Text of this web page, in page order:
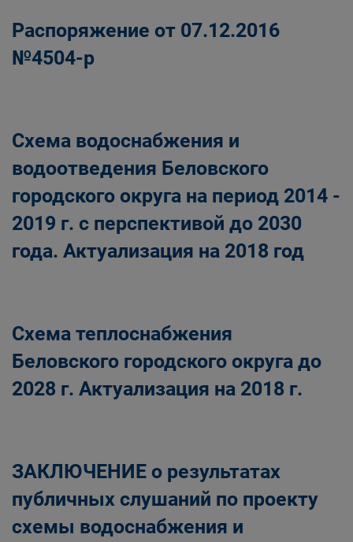
Распоряжение от 07.12.2016
№4504-р
Схема водоснабжения и
водоотведения Беловского
городского округа на период 2014 -
2019 г. с перспективой до 2030
года. Актуализация на 2018 год
Схема теплоснабжения
Беловского городского округа до
2028 г. Актуализация на 2018 г.
ЗАКЛЮЧЕНИЕ о результатах
публичных слушаний по проекту
схемы водоснабжения и